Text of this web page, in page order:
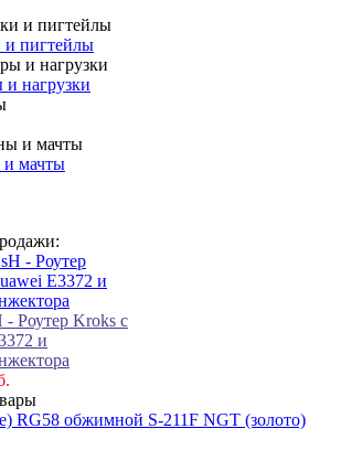
и пигтейлы
нагрузки
мачты
Роутер Kroks с
и
RG58 обжимной S-211F NGT (золото)